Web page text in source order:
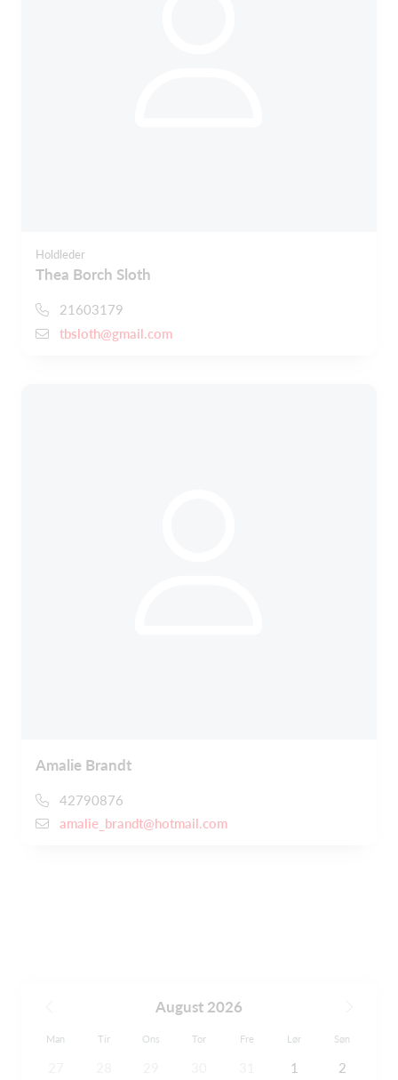
Holdleder
Thea Borch Sloth
21603179
tbsloth@gmail.com
Amalie Brandt
42790876
amalie_brandt@hotmail.com
August 2026
Man Tir Ons Tor Fre Lør Søn
1 2